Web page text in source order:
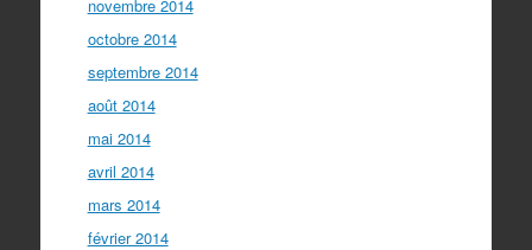
novembre 2014
octobre 2014
septembre 2014
août 2014
mai 2014
avril 2014
mars 2014
février 2014